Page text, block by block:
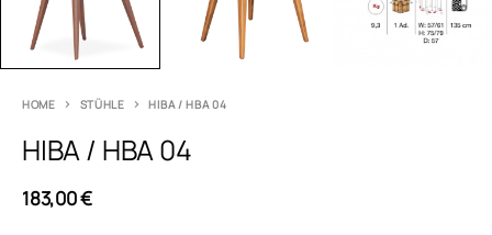
HOME STÜHLE HIBA / HBA 04
HIBA / HBA 04
183,00€